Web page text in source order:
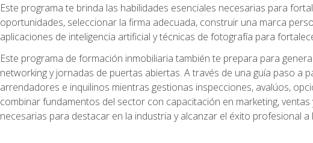
Este programa te brinda las habilidades esenciales necesarias para
oportunidades, seleccionar la firma adecuada, construir una marca
aplicaciones de inteligencia artificial y técnicas de fotografía para
Este programa de formación inmobiliaria también te prepara para
networking y jornadas de puertas abiertas. A través de una guía paso
arrendadores e inquilinos mientras gestionas inspecciones, avalúos,
combinar fundamentos del sector con capacitación en marketing,
necesarias para destacar en la industria y alcanzar el éxito profesional a